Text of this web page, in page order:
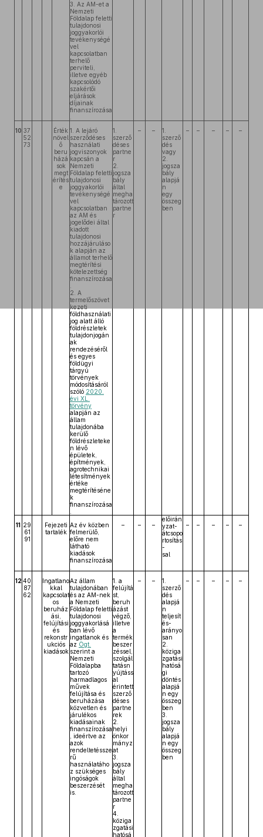
3. Az AM-et a
Nemzeti
Földalap feletti
tulajdonosi
joggyakorlói
tevékenységé
vel
kapcsolatban
terhelő
perviteli,
illetve egyéb
kapcsolódó
szakértői
eljárások
díjainak
finanszírozása
10 37
52
73
Érték
növel
ő
beru
házá
sok
megt
érítés
e
1. A lejáró
szerződéses
használati
jogviszonyok
kapcsán a
Nemzeti
Földalap feletti
tulajdonosi
joggyakorlói
tevékenységé
vel
kapcsolatban
az AM és
jogelődei által
kiadott
tulajdonosi
hozzájáruláso
k alapján az
államot terhelő
megtérítési
kötelezettség
finanszírozása
2. A
termelőszövet
kezeti
földhasználati
jog alatt álló
földrészletek
tulajdonjogán
ak
rendezéséről
és egyes
földügyi
tárgyú
törvények
módosításáról
szóló 2020.
évi XL.
törvény
alapján az
állam
tulajdonába
kerülő
földrészleteke
n lévő
épületek,
építmények,
agrotechnikai
létesítmények
értéke
megtérítéséne
k
finanszírozása
1.
szerző
déses
partne
r
2.
jogsza
bály
által
megha
tározott
partne
r
– –
1.
szerző
dés
vagy
2.
jogsza
bály
alapjá
n
egy
összeg
ben
– – – – –
11 29
61
91
Fejezeti
tartalék
Az év közben
felmerülő,
előre nem
látható
kiadások
finanszírozása
– – –
előirán
yzat-
átcsopo
rtosítás
-
sal
– – – – –
12 40
87
62
Ingatlano
kkal
kapcsolat
os
beruház
ási,
felújítási
és
rekonstr
ukciós
kiadások
Az állam
tulajdonában
és az AM-nek
a Nemzeti
Földalap feletti
tulajdonosi
joggyakorlásá
ban lévő
ingatlanok és
az Ögt.
szerint a
Nemzeti
Földalapba
tartozó
harmadlagos
művek
felújítása és
beruházása
közvetlen és
járulékos
kiadásainak
finanszírozása
, ideértve az
azok
rendeltetéssze
rű
használatáho
z szükséges
ingóságok
beszerzését
is.
1. a
felújítá
st,
beruh
ázást
végző,
illetve
a
termék
beszer
zéssel,
szolgál
tatásn
yújtáss
al
érintett
szerző
déses
partne
rek
2.
helyi
önkor
mányz
at
3.
jogsza
bály
által
megha
tározott
partne
r
4.
köziga
zgatási
hatósá
– –
1.
szerző
dés
alapjá
n
teljesít
és-
arányo
san
2.
köziga
zgatási
hatósá
gi
döntés
alapjá
n egy
összeg
ben
3.
jogsza
bály
alapjá
n egy
összeg
ben
– – – – –